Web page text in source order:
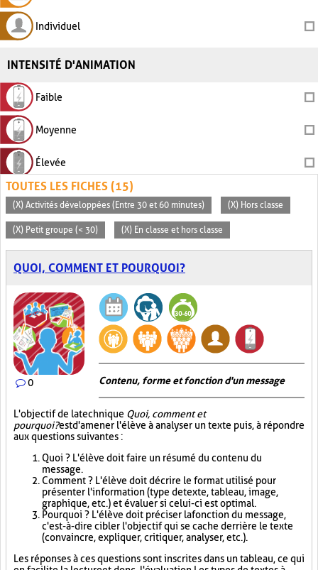
Individuel
INTENSITÉ D'ANIMATION
Faible
Moyenne
Élevée
TOUTES LES FICHES (15)
(X) Activités développées (Entre 30 et 60 minutes) (X) Hors classe
(X) Petit groupe (< 30) (X) En classe et hors classe
QUOI, COMMENT ET POURQUOI?
0 Contenu, forme et fonction d'un message
L'objectif de la technique Quoi, comment et
pourquoi?est d'amener l'élève à analyser un texte puis, à répondre
aux questions suivantes :
Quoi ? L'élève doit faire un résumé du contenu du
message.
Comment ? L'élève doit décrire le format utilisé pour
présenter l'information (type de texte, tableau, image,
graphique, etc.) et évaluer si celui-ci est optimal.
Pourquoi ? L'élève doit préciser la fonction du message,
c'est-à-dire cibler l'objectif qui se cache derrière le texte
(convaincre, expliquer, critiquer, analyser, etc.).
Les réponses à ces questions sont inscrites dans un tableau, ce qui